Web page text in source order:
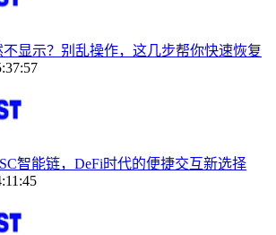
不显示？别乱操作，这几步帮你快速恢复
智能链，DeFi时代的便捷交互新选择